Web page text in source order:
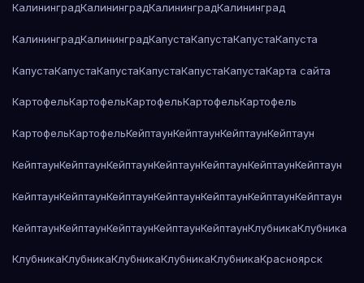
КалининградКалининградКалининградКалининград
КалининградКалининградКапустаКапустаКапустаКапуста
КапустаКапустаКапустаКапустаКапустаКапустаКарта сайта
КартофельКартофельКартофельКартофельКартофель
КартофельКартофельКейптаунКейптаунКейптаунКейптаун
КейптаунКейптаунКейптаунКейптаунКейптаунКейптаунКейптаун
КейптаунКейптаунКейптаунКейптаунКейптаунКейптаунКейптаун
КейптаунКейптаунКейптаунКейптаунКейптаунКлубникаКлубника
КлубникаКлубникаКлубникаКлубникаКлубникаКрасноярск